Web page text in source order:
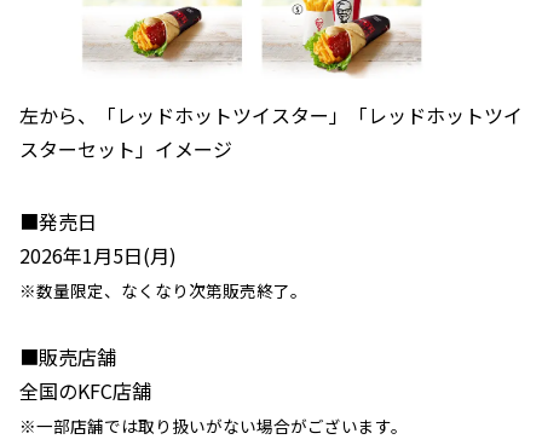
左から、「レッドホットツイスター」「レッドホットツイ
スターセット」イメージ
■発売日
2026年1月5日(月)
※数量限定、なくなり次第販売終了。
■販売店舗
全国のKFC店舗
※一部店舗では取り扱いがない場合がございます。